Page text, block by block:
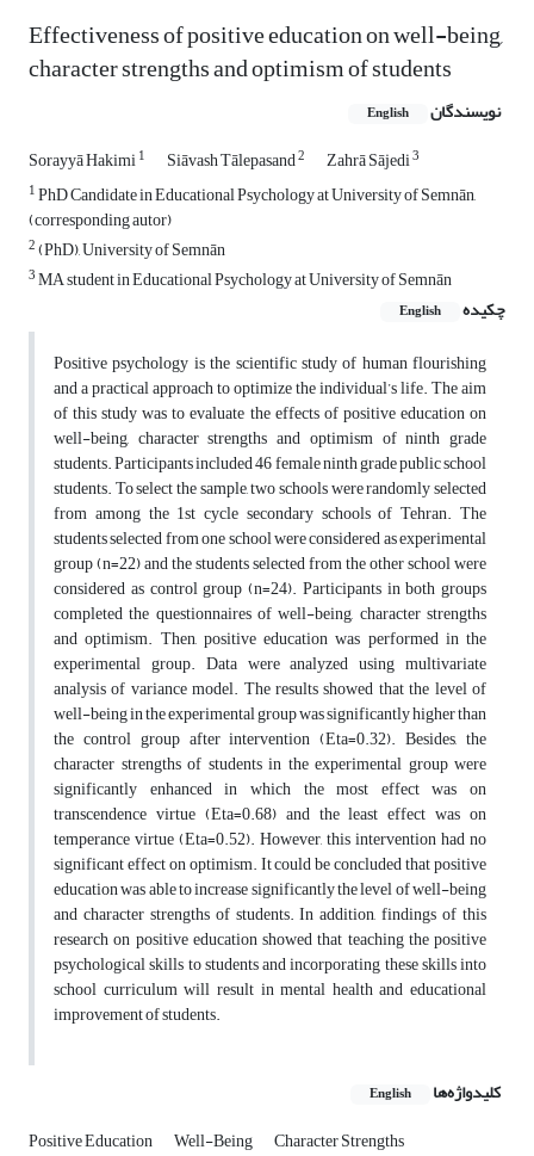
Effectiveness of positive education on well-being,
character strengths and optimism of students
نویسندگان English
Sorayyā Hakimi1 Siāvash Tālepasand2 Zahrā Sājedi3
1PhD Candidate in Educational Psychology at University of Semnān,
(corresponding autor)
2(PhD), University of Semnān
3MA student in Educational Psychology at University of Semnān
چکیده
English
Positive psychology is the scientific study of human flourishing
and a practical approach to optimize the individual’s life. The aim
of this study was to evaluate the effects of positive education on
well-being, character strengths and optimism of ninth grade
students. Participants included 46 female ninth grade public school
students. To select the sample, two schools were randomly selected
from among the 1st cycle secondary schools of Tehran. The
students selected from one school were considered as experimental
group (n=22) and the students selected from the other school were
considered as control group (n=24). Participants in both groups
completed the questionnaires of well-being, character strengths
and optimism. Then, positive education was performed in the
experimental group. Data were analyzed using multivariate
analysis of variance model. The results showed that the level of
well-being in the experimental group was significantly higher than
the control group after intervention (Eta=0.32). Besides, the
character strengths of students in the experimental group were
significantly enhanced in which the most effect was on
transcendence virtue (Eta=0.68) and the least effect was on
temperance virtue (Eta=0.52). However, this intervention had no
significant effect on optimism. It could be concluded that positive
education was able to increase significantly the level of well-being
and character strengths of students. In addition, findings of this
research on positive education showed that teaching the positive
psychological skills to students and incorporating these skills into
school curriculum will result in mental health and educational
improvement of students.
کلیدواژه‌ها English
Positive Education Well-Being Character Strengths